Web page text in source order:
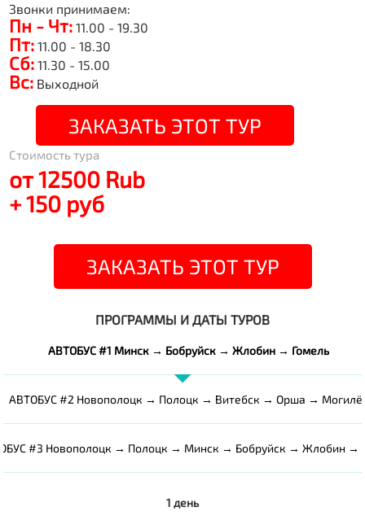
Звонки принимаем:
Пн - Чт: 11.00 - 19.30
Пт: 11.00 - 18.30
Сб: 11.30 - 15.00
Вс: Выходной
ЗАКАЗАТЬ ЭТОТ ТУР
Стоимость тура
от 12500 Rub
+ 150 руб
ЗАКАЗАТЬ ЭТОТ ТУР
ПРОГРАММЫ И ДАТЫ ТУРОВ
АВТОБУС #1 Минск → Бобруйск → Жлобин → Гомель
АВТОБУС #2 Новополоцк → Полоцк → Витебск → Орша →
#3 Новополоцк → Полоцк → Минск → Бобруйск → Жлобин →
1 день